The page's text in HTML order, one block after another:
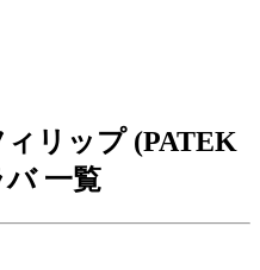
リップ (PATEK
一覧